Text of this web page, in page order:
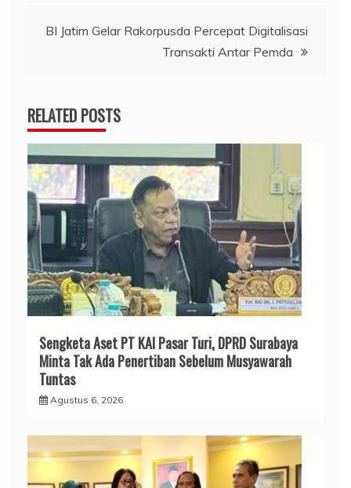
BI Jatim Gelar Rakorpusda Percepat Digitalisasi
Transakti Antar Pemda
RELATED POSTS
Sengketa Aset PT KAI Pasar Turi, DPRD Surabaya
Minta Tak Ada Penertiban Sebelum Musyawarah
Tuntas
Agustus 6, 2026